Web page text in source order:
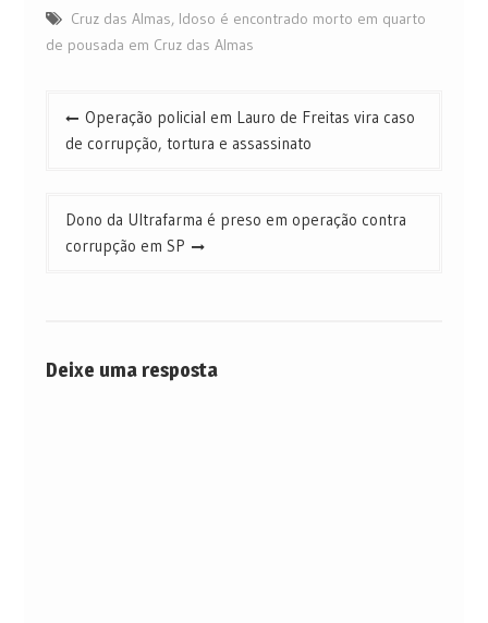
Cruz das Almas, Idoso é encontrado morto em quarto
de pousada em Cruz das Almas
Navegação
de
Operação policial em Lauro de Freitas vira caso
de corrupção, tortura e assassinato
Dono da Ultrafarma é preso em operação contra
corrupção em SP
Deixe uma resposta